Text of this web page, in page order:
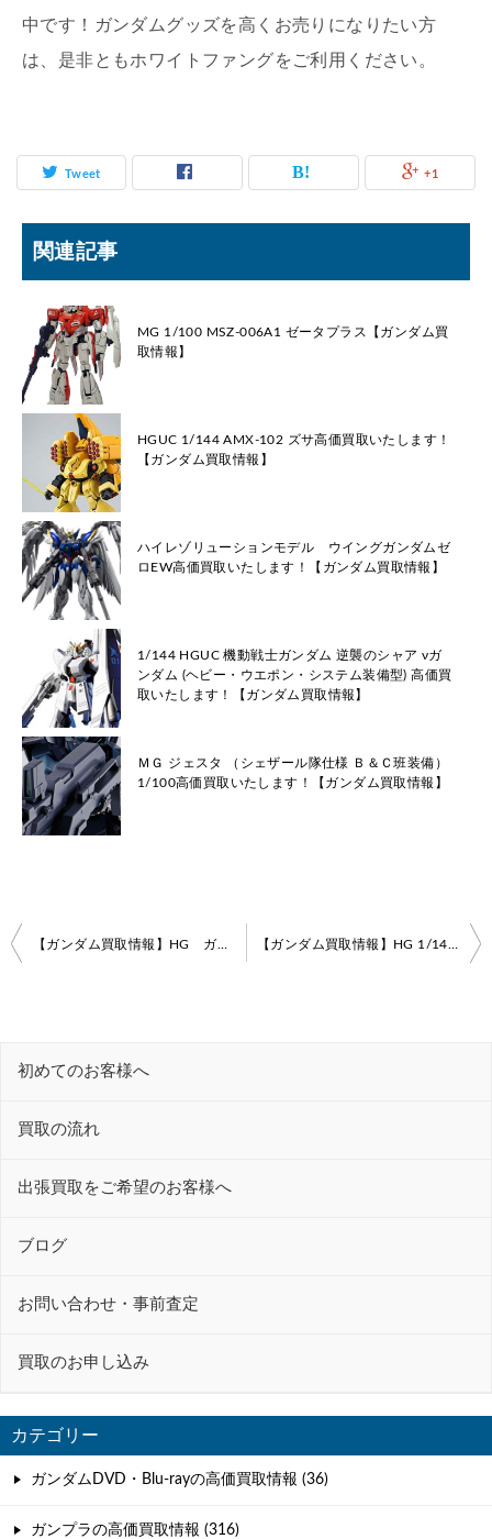
中です！ガンダムグッズを高くお売りになりたい方
は、是非ともホワイトファングをご利用ください。
Tweet +1
関連記事
MG 1/100 MSZ-006A1 ゼータプラス【ガンダム買
取情報】
HGUC 1/144 AMX-102 ズサ高価買取いたします！
【ガンダム買取情報】
ハイレゾリューションモデル ウイングガンダムゼ
ロEW高価買取いたします！【ガンダム買取情報】
1/144 HGUC 機動戦士ガンダム 逆襲のシャア νガ
ンダム (ヘビー・ウエポン・システム装備型) 高価買
取いたします！【ガンダム買取情報】
ＭＧ ジェスタ （シェザール隊仕様 Ｂ＆Ｃ班装備）
1/100高価買取いたします！【ガンダム買取情報】
投
ゲ
ー
ョ
【ガンダム買取情報】HG ガイアガンダム【機動戦士ガンダムSEED DESTINY】 【ガンダム買取情報】HG 1/144 Gセルフ（大気圏用パック）
初めてのお客様へ
買取の流れ
出張買取をご希望のお客様へ
ブログ
お問い合わせ・事前査定
買取のお申し込み
カテゴリー
ガンダムDVD・Blu-rayの高価買取情報 (36)
ガンプラの高価買取情報 (316)